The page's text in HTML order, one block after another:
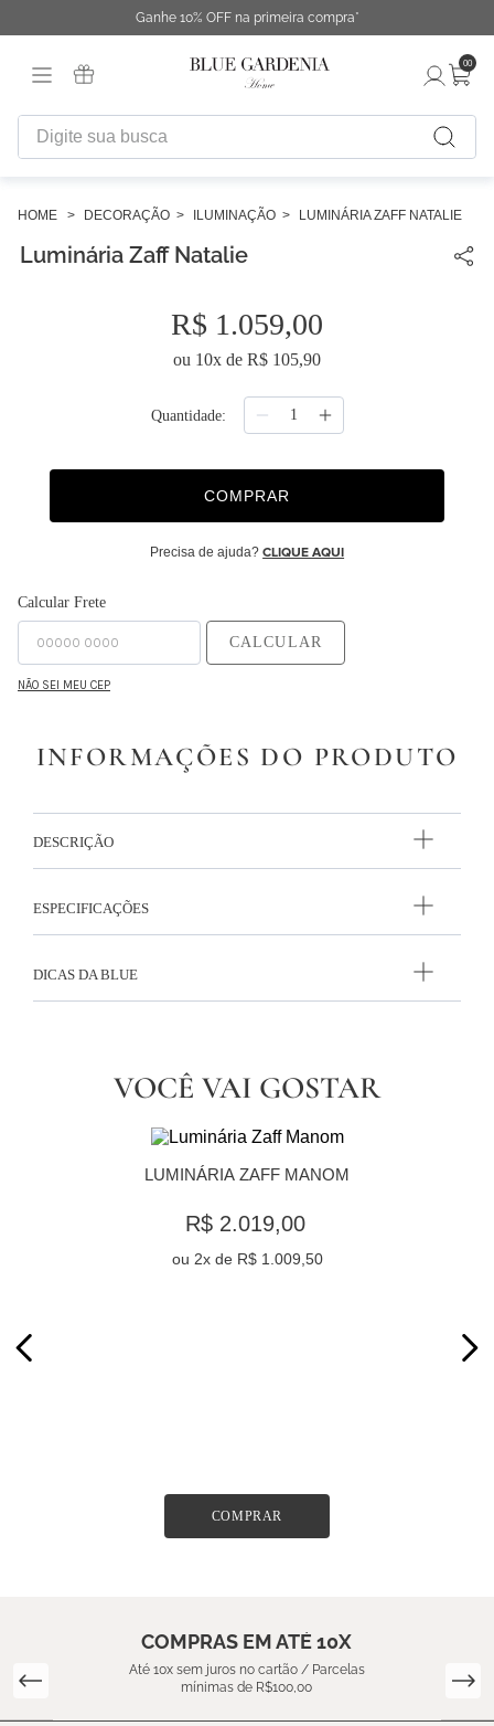
Ganhe 10% OFF na primeira compra*
00
Digite sua busca
DECORAÇÃO ILUMINAÇÃO LUMINÁRIA ZAFF NATALIE
Luminária Zaff Natalie
R$ 1.059,00
ou 10x de R$ 105,90
Quantidade
COMPRAR
Precisa de ajuda? CLIQUE AQUI
Calcular Frete
CALCULAR
NÃO SEI MEU CEP
INFORMAÇÕES DO PRODUTO
DESCRIÇÃO
ESPECIFICAÇÕES
DICAS DA BLUE
VOCÊ VAI GOSTAR
LUMINÁRIA ZAFF MANOM
R$ 2.019,00
ou 2x de R$ 1.009,50
COMPRAR
COMPRAS EM ATÉ 10X
Até 10x sem juros no cartão / Parcelas
mínimas de R$100,00
1º
fronha
4º
chinelo
5º
difusor
edredon
8º
necessaire
9º
majorelle
10º capa duvet